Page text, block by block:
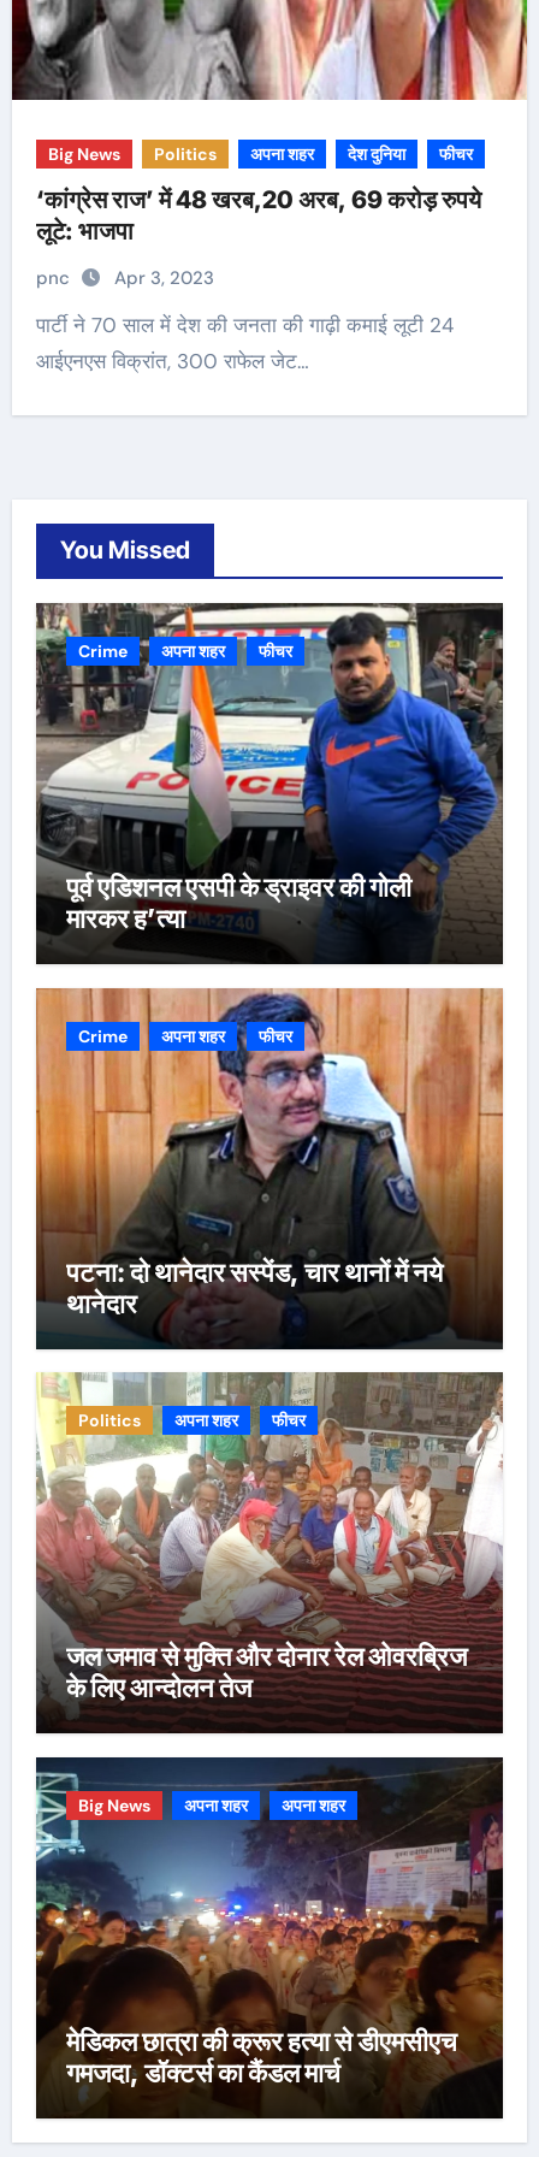
Big News Politics अपना शहर देश दुनिया फीचर
‘कांग्रेस राज’ में 48 खरब,20 अरब, 69 करोड़ रुपये
लूटे: भाजपा
pnc Apr 3, 2023
पार्टी ने 70 साल में देश की जनता की गाढ़ी कमाई लूटी 24
आईएनएस विक्रांत, 300 राफेल जेट…
You Missed
Crime अपना शहर फीचर
पूर्व एडिशनल एसपी के ड्राइवर की गोली
मारकर ह’त्या
Crime अपना शहर फीचर
पटना: दो थानेदार सस्पेंड, चार थानों में नये
थानेदार
Politics अपना शहर फीचर
जल जमाव से मुक्ति और दोनार रेल ओवरब्रिज
के लिए आन्दोलन तेज
Big News अपना शहर अपना शहर
मेडिकल छात्रा की क्रूर हत्या से डीएमसीएच
गमजदा, डॉक्टर्स का कैंडल मार्च